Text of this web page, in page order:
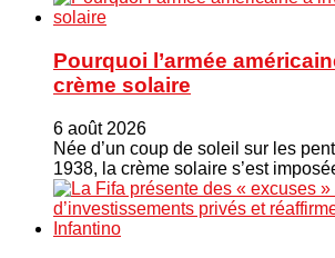
Pourquoi l’armée
crème solaire
6 août 2026
Née d’un coup de soleil sur les
1938, la crème solaire s’est